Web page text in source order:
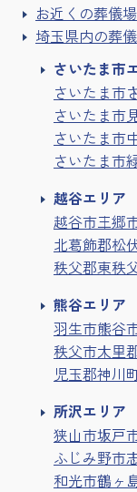
お近くの葬儀
埼玉県内の葬
さいたま市
さいたま市
さいたま市
さいたま市
さいたま市
越谷エリア
越谷市三郷
北葛飾郡松
秩父郡東秩
熊谷エリア
羽生市熊谷
秩父市大里
児玉郡神川
所沢エリア
狭山市坂戸
ふじみ野市
和光市鶴ヶ